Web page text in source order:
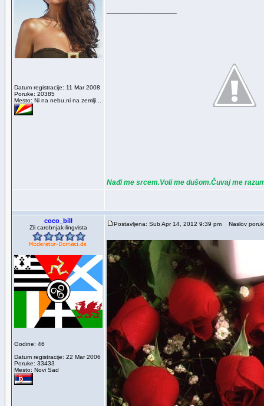
Datum registracije: 11 Mar 2008
Poruke: 20385
Mesto: Ni na nebu,ni na zemlji...
Nađi me srcem.Voli me dušom.Čuvaj me
coco_bill
Zli carobnjak-lingvista
Godine: 46
Datum registracije: 22 Mar 2006
Poruke: 33433
Mesto: Novi Sad
Postavljena: Sub Apr 14, 2012 9:39 pm Naslov